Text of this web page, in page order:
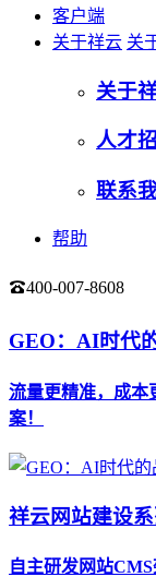
客户端
关于祥云 关
关于
人才
联系
帮助
400-007-8608
GEO：AI时代
流量更精准，成本
案！
祥云网站建设系
自主研发网站